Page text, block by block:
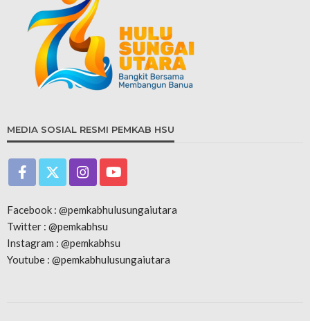
MEDIA SOSIAL RESMI PEMKAB HSU
Facebook : @pemkabhulusungaiutara
Twitter : @pemkabhsu
Instagram : @pemkabhsu
Youtube : @pemkabhulusungaiutara